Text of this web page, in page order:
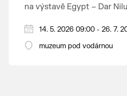
na výstavě Egypt – Dar
Výstava představuje umění
autentickou hrobku se
14. 5. 2026 09:00 - 26. 7.
muzeum pod vodárnou